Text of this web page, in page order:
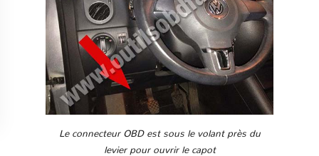
Le connecteur OBD est sous le volant près du
levier pour ouvrir le capot